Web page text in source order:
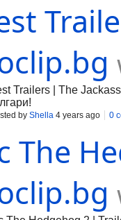
Trailers | The
by Shella 4 years ago 0
The